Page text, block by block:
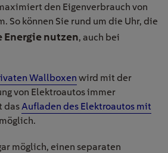
den Eigenverbrauch von
So können Sie rund um die Uhr, die
nutzen, auch bei
Wallboxen wird mit der
von Elektroautos immer
das Aufladen des Elektroautos mit
möglich.
möglich, einen separaten